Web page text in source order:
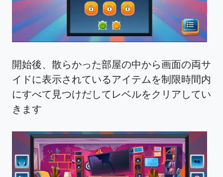
開始後、散らかった部屋の中から画面の両サ
イドに表示されているアイテムを制限時間内
にすべて見つけだしてレベルをクリアしてい
きます